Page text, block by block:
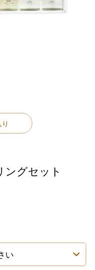
ングセット